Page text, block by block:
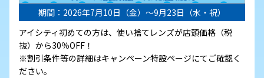
期間：2026年7月10日（金）～9月23日（水・祝）
アイシティ初めての方は、使い捨てレンズが店頭価格（税
抜）から30％OFF！
※割引条件等の詳細はキャンペーン特設ページにてご確認く
ださい。